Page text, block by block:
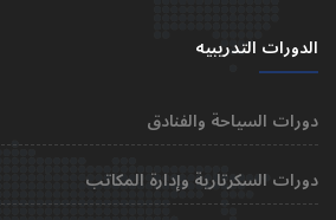
الدورات التدريبيه
دورات السياحة والفنادق
دورات السكرتارية وإدارة المكاتب